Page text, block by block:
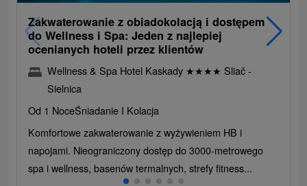
Zakwaterowanie z obiadokolacją i dostępem
do Wellness i Spa: Jeden z najlepiej
ocenianych hoteli przez klientów
Wellness & Spa Hotel Kaskady ★★★★ Sliač -
Sielnica
Od 1 NoceŚniadanie I Kolacja
Komfortowe zakwaterowanie z wyżywieniem HB i
napojami. Nieograniczony dostęp do 3000-metrowego
spa i wellness, basenów termalnych, strefy fitness...